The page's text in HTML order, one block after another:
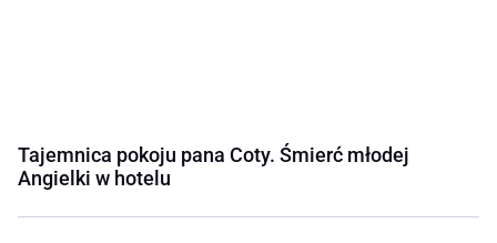
Tajemnica pokoju pana Coty. Śmierć młodej
Angielki w hotelu